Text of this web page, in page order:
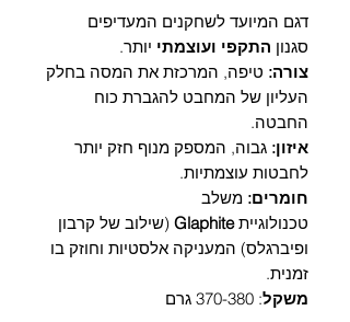
דגם המיועד לשחקנים המעדיפים
סגנון התקפי ועוצמתי יותר.
צורה: טיפה, המרכזת את המסה בחלק
העליון של המחבט להגברת כוח
החבטה.
איזון: גבוה, המספק מנוף חזק יותר
לחבטות עוצמתיות.
חומרים: משלב
טכנולוגייתGlaphite (שילוב של קרבון
ופיברגלס) המעניקה אלסטיות וחוזק בו
זמנית.
משקל: 370-380 גרם